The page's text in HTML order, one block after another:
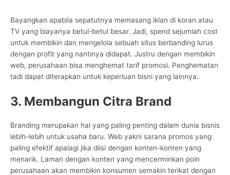
Bayangkan apabila sepatutnya memasang iklan di koran atau
TV yang biayanya betul-betul besar. Jadi, spend sejumlah cost
untuk membikin dan mengelola sebuah situs berbanding lurus
dengan profit yang nantinya didapat. Justru dengan membikin
web, perusahaan bisa menghemat tarif promosi. Penghematan
tadi dapat diterapkan untuk keperluan bisni yang lainnya.
3. Membangun Citra Brand
Branding merupakan hal yang paling penting dalam dunia bisnis
lebih-lebih untuk usaha baru. Web yakni sarana promos yang
paling efektif apalagi jika diisi dengan konten-konten yang
menarik. Laman dengan konten yang mencerminkan poin
perusahaan akan membikin konsumen semakin terikat dengan